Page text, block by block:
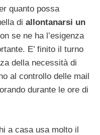
quanto possa
di allontanarsi un
se ne ha l’esigenza
E’ finito il turno
della necessità di
al controllo delle mail
durante le ore di
a casa usa molto il